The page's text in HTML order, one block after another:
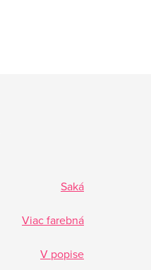
Saká
Viac farebná
V popise